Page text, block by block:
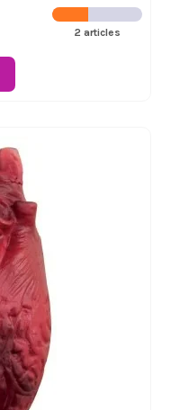
2 articles